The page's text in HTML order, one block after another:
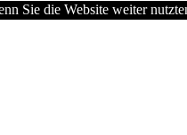
Sie die Website weiter